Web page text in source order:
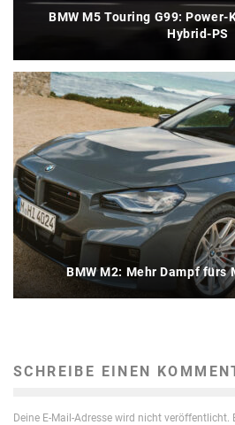
BMW M5 Touring G99:
Hybrid-PS
BMW M2: Mehr Dampf fürs
SCHREIBE EINEN
Deine E-Mail-Adresse wird nicht veröffentlicht.